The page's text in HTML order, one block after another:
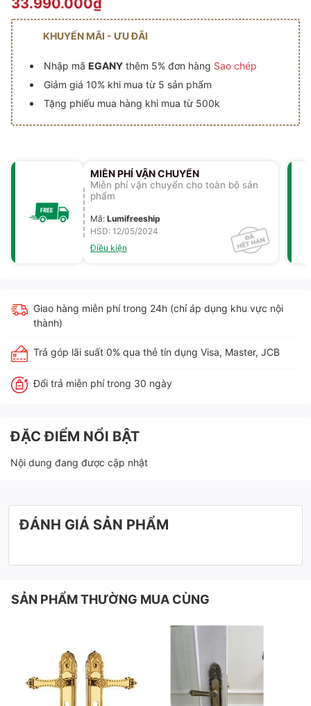
33.990.000₫
KHUYẾN MÃI - ƯU ĐÃI
Nhập mã EGANYthêm 5% đơn hàng Sao chép
Giảm giá 10% khi mua từ 5 sản phẩm
Tặng phiếu mua hàng khi mua từ 500k
MIỄN PHÍ VẬN CHUYỂN
Miễn phí vận chuyển cho toàn bộ sản
phẩm
Mã: Lumifreeship
HSD: 12/05/2024
Điều kiện
Giao hàng miễn phí trong 24h (chỉ áp dụng khu vực nội
thành)
Trả góp lãi suất 0% qua thẻ tín dụng Visa, Master, JCB
Đổi trả miễn phí trong 30 ngày
ĐẶC ĐIỂM NỔI BẬT
Nội dung đang được cập nhật
ĐÁNH GIÁ SẢN PHẨM
SẢN PHẨM THƯỜNG MUA CÙNG